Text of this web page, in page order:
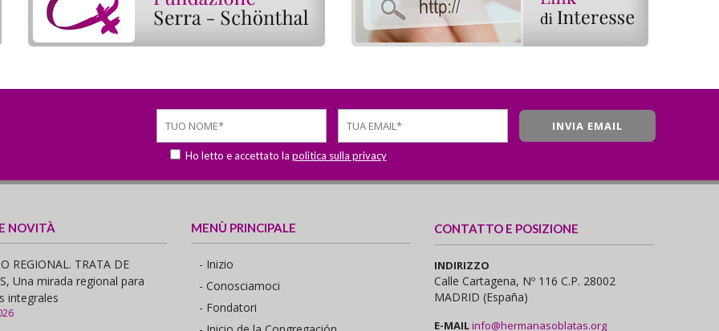
Ho letto e accettato la politica sulla privacy
NOVITÀ
REGIONAL. TRATA DE
Una mirada regional para
integrales
MENÙ PRINCIPALE
- Inizio
- Conosciamoci
- Fondatori
CONTATTO E POSIZIONE
INDIRIZZO
Calle Cartagena, Nº 116 C.P. 28002
MADRID (España)
E-MAILinfo@hermanasoblatas.org